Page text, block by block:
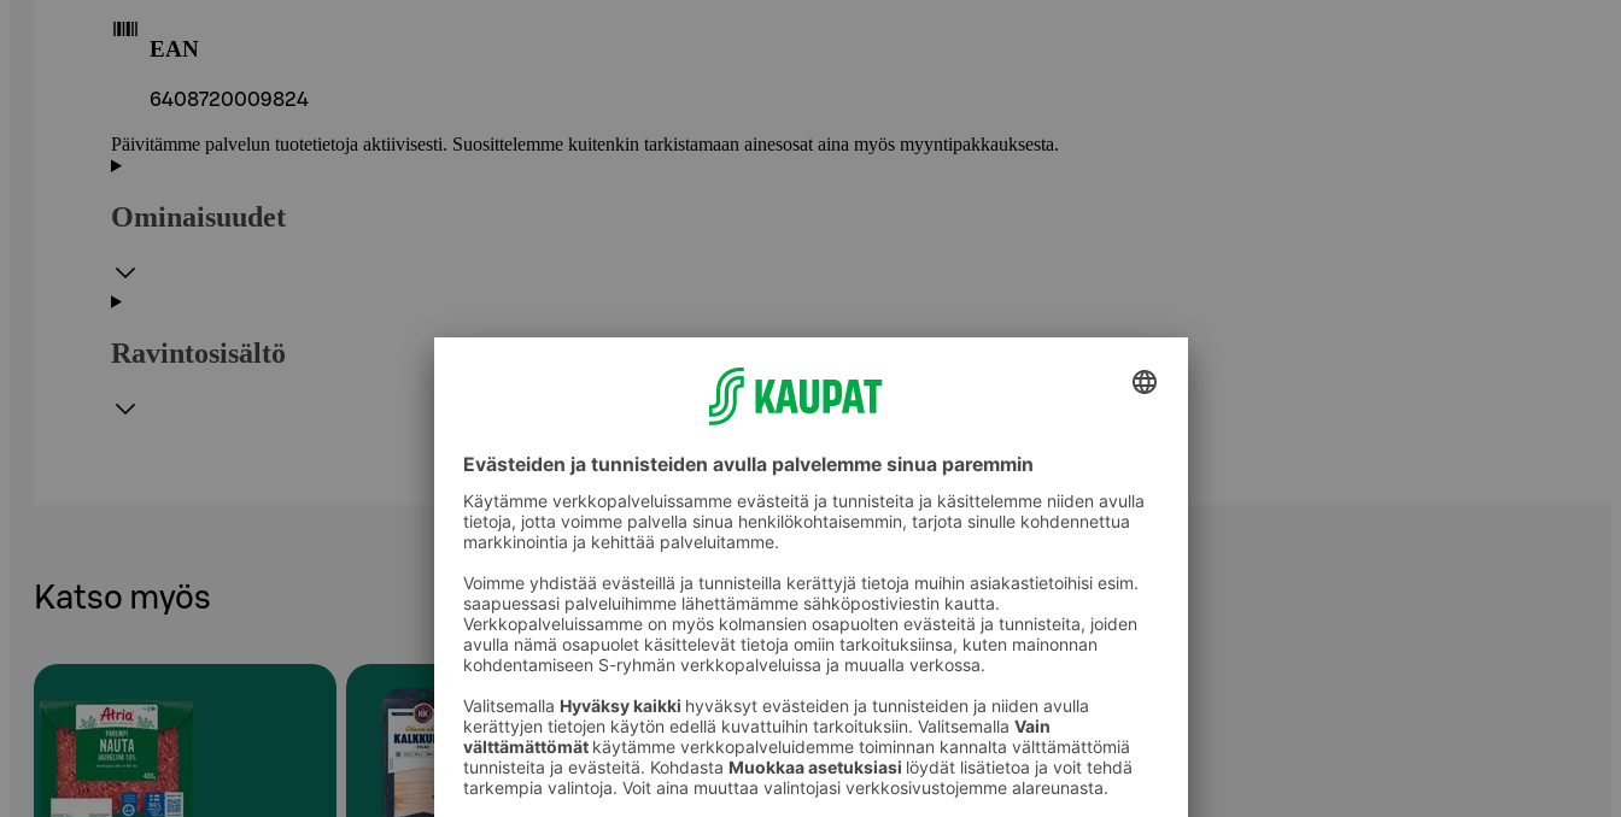
EAN
6408720009824
Päivitämme palvelun tuotetietoja aktiivisesti. Suosittelemme kuitenkin tarkistamaan ainesosat aina myös myyntipakkauksesta.
Ominaisuudet
Ravintosisältö
Katso myös